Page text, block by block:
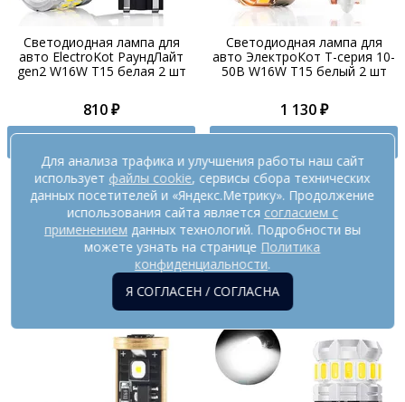
Светодиодная лампа для
авто ElectroKot РаундЛайт
gen2 W16W T15 белая 2 шт
810 ₽
Код: 6204
Светодиодная лампа для
авто ЭлектроКот Т-серия 10-
50В W16W T15 белый 2 шт
1 130 ₽
Код: 6247
Подсветка номера (показаны 6 из 21
ламп)
Для анализа трафика и улучшения работы наш сайт
использует файлы cookie, сервисы сбора технических
данных посетителей и «Яндекс.Метрику». Продолжение
использования сайта является согласием с
применением данных технологий. Подробности вы
можете узнать на странице Политика
конфиденциальности.
Я СОГЛАСЕН / СОГЛАСНА